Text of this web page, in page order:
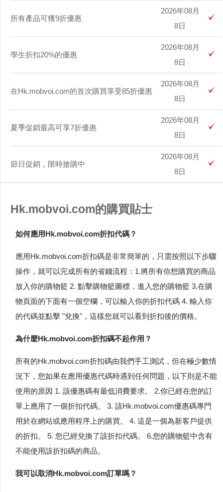
所有產品可獲9折優惠
2026年08月
8日
學生折扣20%的優惠
2026年08月
8日
在Hk.mobvoi.com的首次購買享受85折優惠
2026年08月
8日
夏季促銷最高可享7折優惠
2026年08月
8日
節日促銷，限時搶購中
2026年08月
8日
Hk.mobvoi.com的購買貼士
如何應用Hk.mobvoi.com折扣代碼？
應用Hk.mobvoi.com折扣碼是非常簡單的，只需按照以下步驟
操作，就可以完成所有的省錢流程：1.將所有你想購買的商品
放入你的購物籃 2. 點擊購物籃圖標，進入您的購物籃 3.在購
物頁面的下面有一個空欄，可以輸入你的折扣代碼 4. 輸入你
的代碼並點擊 "兌換"，這樣您就可以看到折扣後的價格。
為什麼Hk.mobvoi.com折扣碼不起作用？
所有的Hk.mobvoi.com折扣碼由我們手工測試，但在極少數情
況下，您如果在應用優惠代碼時遇到任何問題，以下則是不能
使用的原因 1. 該優惠碼有最低消費要求。 2.你已經在您的訂
單上應用了一個折扣代碼。 3. 該Hk.mobvoi.com優惠碼專門
用於在網站或應用程序上的購買。 4. 這是一個為新客戶提供
的折扣。 5. 您已經兌換了該折扣代碼。 6.您的購物籃中含有
不能使用該折扣碼的商品。
我可以取消Hk.mobvoi.com訂單嗎？